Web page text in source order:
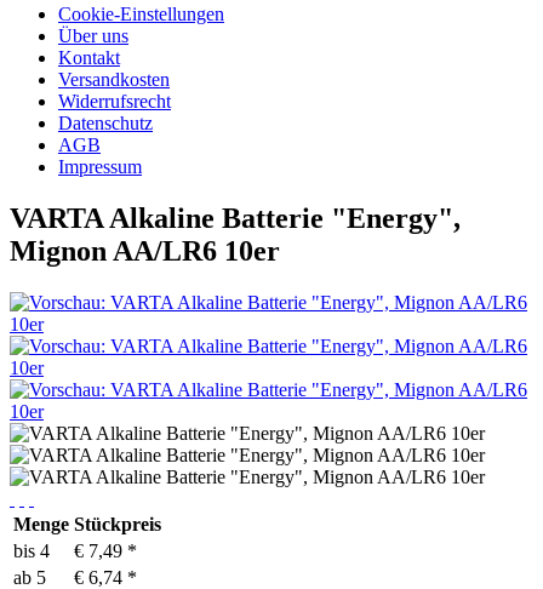
Cookie-Einstellungen
Über uns
Kontakt
Versandkosten
Widerrufsrecht
Datenschutz
AGB
Impressum
VARTA Alkaline Batterie "Energy",
Mignon AA/LR6 10er
Menge Stückpreis
bis 4
€ 7,49 *
ab 5
€ 6,74 *